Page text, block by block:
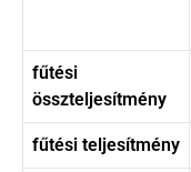
fűtési
összteljesítmény
fűtési teljesítmény